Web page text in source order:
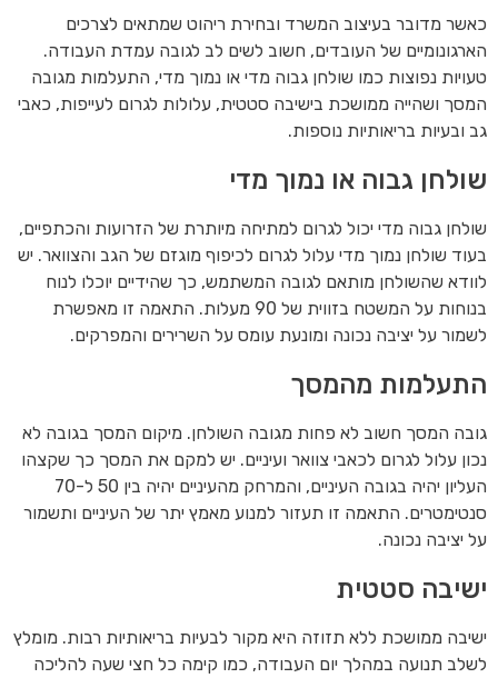
כאשר מדובר בעיצוב המשרד ובחירת ריהוט שמתאים לצרכים
הארגונומיים של העובדים, חשוב לשים לב לגובה עמדת העבודה.
טעויות נפוצות כמו שולחן גבוה מדי או נמוך מדי, התעלמות מגובה
המסך ושהייה ממושכת בישיבה סטטית, עלולות לגרום לעייפות, כאבי
גב ובעיות בריאותיות נוספות.
שולחן גבוה או נמוך מדי
שולחן גבוה מדי יכול לגרום למתיחה מיותרת של הזרועות והכתפיים,
בעוד שולחן נמוך מדי עלול לגרום לכיפוף מוגזם של הגב והצוואר. יש
לוודא שהשולחן מותאם לגובה המשתמש, כך שהידיים יוכלו לנוח
בנוחות על המשטח בזווית של 90 מעלות. התאמה זו מאפשרת
לשמור על יציבה נכונה ומונעת עומס על השרירים והמפרקים.
התעלמות מהמסך
גובה המסך חשוב לא פחות מגובה השולחן. מיקום המסך בגובה לא
נכון עלול לגרום לכאבי צוואר ועיניים. יש למקם את המסך כך שקצהו
העליון יהיה בגובה העיניים, והמרחק מהעיניים יהיה בין 50 ל-70
סנטימטרים. התאמה זו תעזור למנוע מאמץ יתר של העיניים ותשמור
על יציבה נכונה.
ישיבה סטטית
ישיבה ממושכת ללא תזוזה היא מקור לבעיות בריאותיות רבות. מומלץ
לשלב תנועה במהלך יום העבודה, כמו קימה כל חצי שעה להליכה